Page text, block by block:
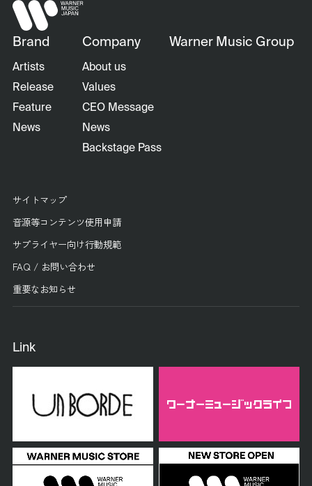
Brand
Artists
Release
Feature
News
Company
About us
Values
CEO Message
News
Backstage Pass
Warner Music Group
サイトマップ
音源等コンテンツ使用申請
サプライヤー向け行動規範
FAQ / お問い合わせ
重要なお知らせ
Link